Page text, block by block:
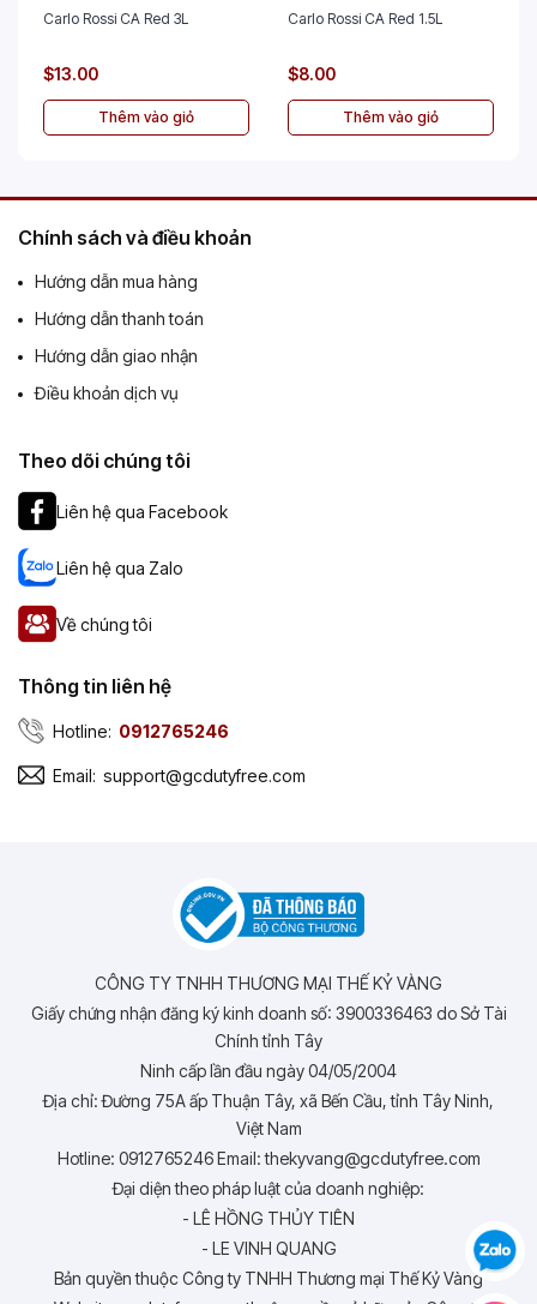
Carlo Rossi CA Red 3L
$13.00
Thêm vào giỏ
Carlo Rossi CA Red 1.5L
$8.00
Thêm vào giỏ
Chính sách và điều khoản
Hướng dẫn mua hàng
Hướng dẫn thanh toán
Hướng dẫn giao nhận
Điều khoản dịch vụ
Theo dõi chúng tôi
Liên hệ qua Facebook
Liên hệ qua Zalo
Về chúng tôi
Thông tin liên hệ
Hotline: 0912765246
Email: support@gcdutyfree.com
CÔNG TY TNHH THƯƠNG MẠI THẾ KỶ VÀNG
Giấy chứng nhận đăng ký kinh doanh số: 3900336463 do Sở Tài
Chính tỉnh Tây
Ninh cấp lần đầu ngày 04/05/2004
Địa chỉ: Đường 75A ấp Thuận Tây, xã Bến Cầu, tỉnh Tây Ninh,
Việt Nam
Hotline: 0912765246 Email: thekyvang@gcdutyfree.com
Đại diện theo pháp luật của doanh nghiệp:
- LÊ HỒNG THỦY TIÊN
- LE VINH QUANG
Bản quyền thuộc Công ty TNHH Thương mại Thế Kỷ Vàng